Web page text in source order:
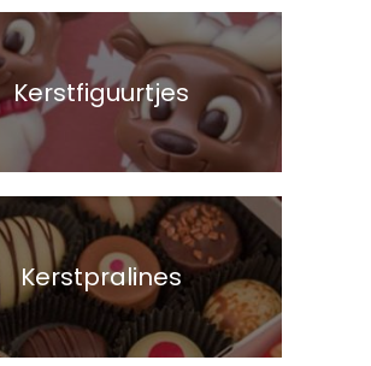
Kerstfiguurtjes
Kerstpralines